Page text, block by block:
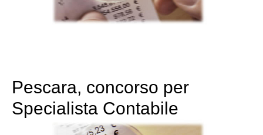
Pescara, concorso per
Specialista Contabile